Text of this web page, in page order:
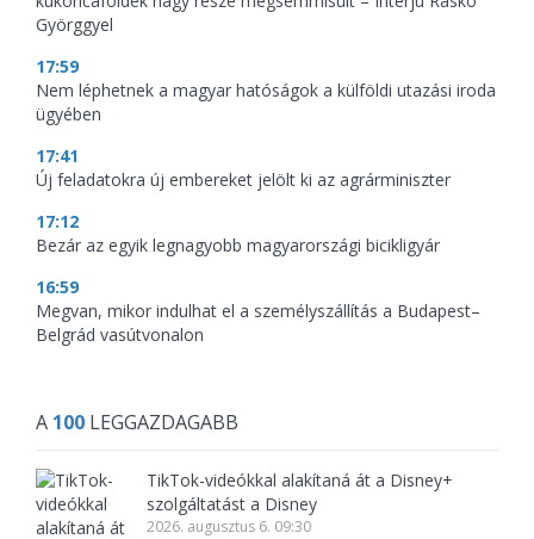
Györggyel
17:59
Nem léphetnek a magyar hatóságok a külföldi utazási iroda
ügyében
17:41
Új feladatokra új embereket jelölt ki az agrárminiszter
17:12
Bezár az egyik legnagyobb magyarországi bicikligyár
16:59
Megvan, mikor indulhat el a személyszállítás a Budapest–
Belgrád vasútvonalon
A 100 LEGGAZDAGABB
TikTok-videókkal alakítaná át a Disney+
szolgáltatást a Disney
2026. augusztus 6. 09:30